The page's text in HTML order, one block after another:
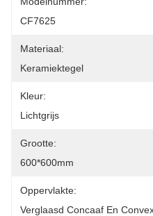
CF7625
Materiaal:
Keramiektegel
Kleur:
Lichtgrijs
Grootte:
600*600mm
Oppervlakte:
Verglaasd Concaaf En